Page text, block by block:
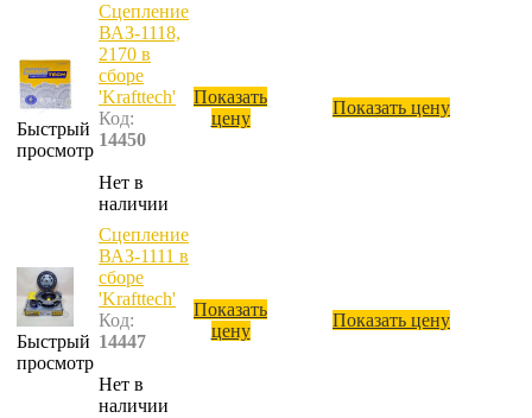
Быстрый
просмотр
Сцепление
ВАЗ-1118,
2170 в
сборе
'Krafttech'
Код:
14450
Нет в
наличии
Показать
цену
Показать цену
Быстрый
просмотр
Сцепление
ВАЗ-1111 в
сборе
'Krafttech'
Код:
14447
Нет в
наличии
Показать
цену
Показать цену